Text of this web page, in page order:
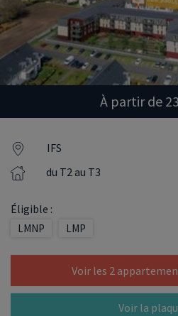
À partir de
IFS
du T2 au T3
Éligible :
LMNP LMP
Voir les 2
Voir la